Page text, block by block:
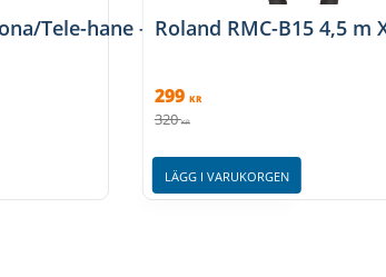
Tele-hane - Balanserad Signalkabel
Roland RMC-B15 4,5 m
299 KR
320 KR
LÄGG I VARUKORGEN